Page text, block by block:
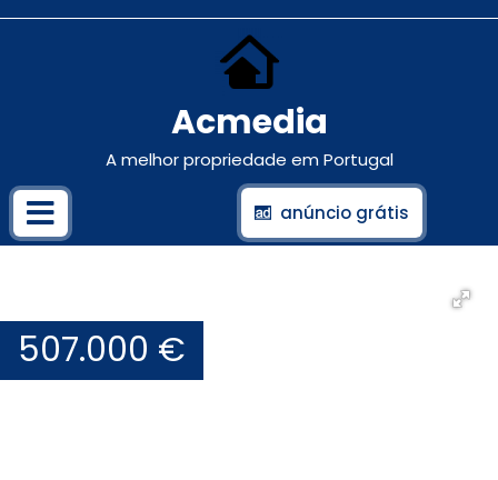
Acmedia
A melhor propriedade em Portugal
anúncio grátis
507.000 €